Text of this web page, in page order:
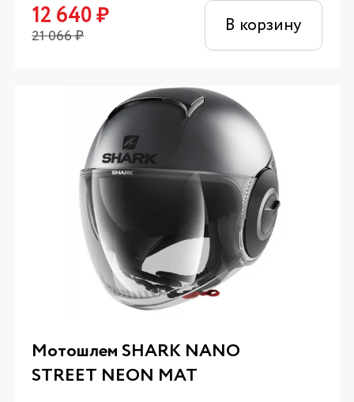
12 640₽
21 066₽ В корзину
Мотошлем SHARK NANO
STREET NEON MAT